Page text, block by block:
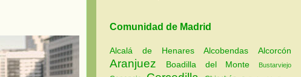
Comunidad de Madrid
Alcalá de HenaresAlcobendas Alcorcón
Aranjuez Boadilla del Monte Bustarviejo